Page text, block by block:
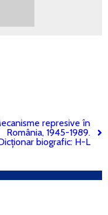
represive în
România, 1945-1989.
biografic: H-L